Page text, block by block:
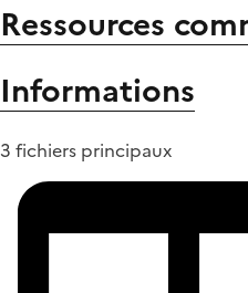
Ressources
Informations
3 fichiers principaux